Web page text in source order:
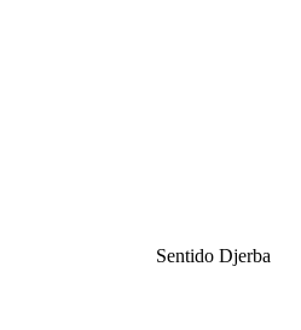
Sentido Djerba